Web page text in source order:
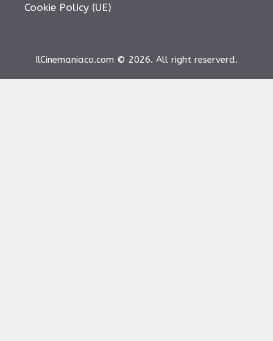
Cookie Policy (UE)
IlCinemaniaco.com © 2026. All right reserverd.